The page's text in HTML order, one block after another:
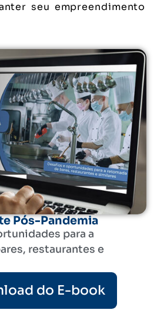
seu empreendimento
Pós-Pandemia
para a
restaurantes e
do E-book